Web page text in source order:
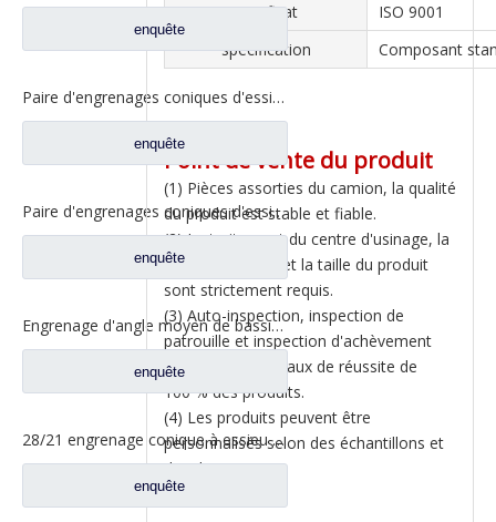
enquête
Paire d'engrenages coniques d'essieu arrière 21/28 pour pièces de rechange de camion Ankai & BENZ Foton Auman HFF2402038/39CK1BZ
enquête
Paire d'engrenages coniques d'essieu arrière 18/27 pour pièces de rechange de camion Ankai & BENZ Foton Auman HFF2402040/41CK1BZ
enquête
Engrenage d'angle moyen de bassin de pont pour les pièces de rechange 42104456 de camion de SAIC Hongyan
enquête
28/21 engrenage conique à essieu moyen pour essieu Ankai essieu Benz Foton Auman pièces de rechange de camion HFF2502038/39CK1BZ
enquête
Certificat
ISO 9001
spécification
Composant
Point de vente du produit
(1) Pièces assorties du camion, la qualité
du produit est stable et fiable.
(2) Le traitement du centre d'usinage, la
position du trou et la taille du produit
sont strictement requis.
(3) Auto-inspection, inspection de
patrouille et inspection d'achèvement
pour assurer un taux de réussite de
100 % des produits.
(4) Les produits peuvent être
personnalisés selon des échantillons et
des dessins.